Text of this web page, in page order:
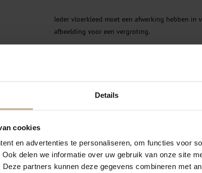
Details
cookies
en advertenties te personaliseren, om functies voor
delen we informatie over uw gebruik van onze site
partners kunnen deze gegevens combineren met
Ieder vloerkleed moet een afwerking hebben in
afbeelding voor een vergroting.
SELECTEER SELECTEER